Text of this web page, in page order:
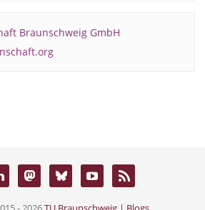
Braunschweig GmbH